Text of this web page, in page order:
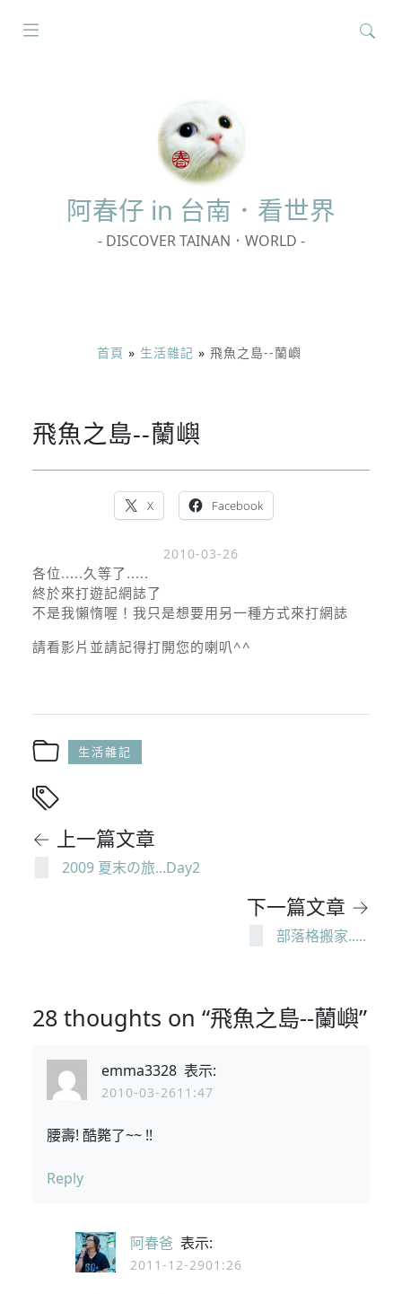
阿春仔 in 台南．看世界
- DISCOVER TAINAN．WORLD -
首頁 » 生活雜記 » 飛魚之島--蘭嶼
飛魚之島--蘭嶼
X Facebook
2010-03-26
各位.....久等了.....
終於來打遊記網誌了
不是我懶惰喔！我只是想要用另一種方式來打網誌
請看影片並請記得打開您的喇叭^^
生活雜記
← 上一篇文章
2009 夏末の旅...Day2
下一篇文章 →
部落格搬家.....
28 thoughts on “飛魚之島--蘭嶼”
emma3328 表示:
2010-03-2611:47
腰壽! 酷斃了~~ !!
Reply
阿春爸 表示:
2011-12-2901:26